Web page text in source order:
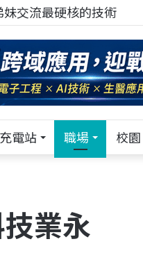
充電站 職場 校園
業永